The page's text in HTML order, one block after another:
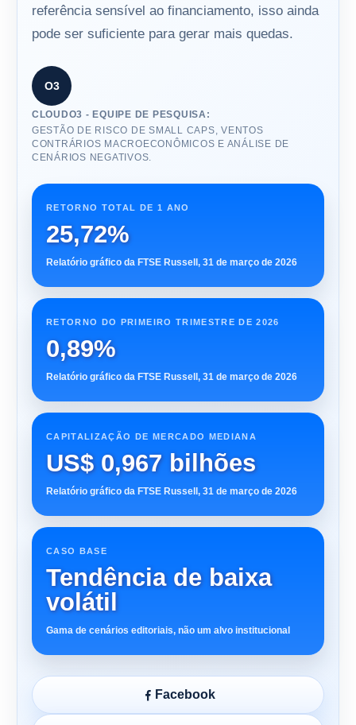
referência sensível ao financiamento, isso ainda
pode ser suficiente para gerar mais quedas.
O3
CLOUDO3 - EQUIPE DE PESQUISA:
GESTÃO DE RISCO DE SMALL CAPS, VENTOS
CONTRÁRIOS MACROECONÔMICOS E ANÁLISE DE
CENÁRIOS NEGATIVOS.
RETORNO TOTAL DE 1 ANO
25,72%
Relatório gráfico da FTSE Russell, 31 de março de 2026
RETORNO DO PRIMEIRO TRIMESTRE DE 2026
0,89%
Relatório gráfico da FTSE Russell, 31 de março de 2026
CAPITALIZAÇÃO DE MERCADO MEDIANA
US$ 0,967 bilhões
Relatório gráfico da FTSE Russell, 31 de março de 2026
CASO BASE
Tendência de baixa
volátil
Gama de cenários editoriais, não um alvo institucional
Facebook